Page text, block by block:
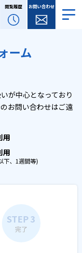
閲覧履歴 お問い合わせ
ーム
が中心となっており
お問い合わせはご遠
用
用
下、1週間等)
STEP 3
完了